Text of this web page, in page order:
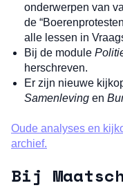
onderwerpen van
de
alle lessen in
Bij de module
herschreven.
Er zijn nieuwe
Samenleving en
Oude analyses en
archief.
Bij